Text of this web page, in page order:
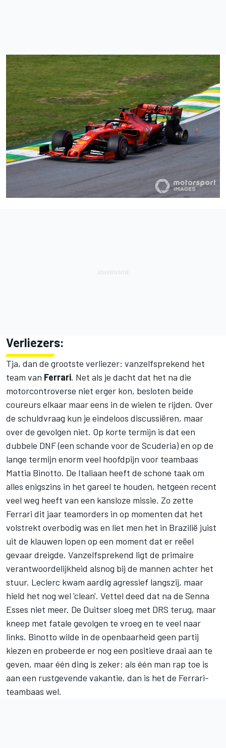
Verliezers:
Tja, dan de grootste verliezer: vanzelfsprekend het
team van Ferrari. Net als je dacht dat het na die
motorcontroverse niet erger kon, besloten beide
coureurs elkaar maar eens in de wielen te rijden. Over
de schuldvraag kun je eindeloos discussiëren, maar
over de gevolgen niet. Op korte termijn is dat een
dubbele DNF (een schande voor de Scuderia) en op de
lange termijn enorm veel hoofdpijn voor teambaas
Mattia Binotto. De Italiaan heeft de schone taak om
alles enigszins in het gareel te houden, hetgeen recent
veel weg heeft van een kansloze missie. Zo zette
Ferrari dit jaar teamorders in op momenten dat het
volstrekt overbodig was en liet men het in Brazilië juist
uit de klauwen lopen op een moment dat er reëel
gevaar dreigde. Vanzelfsprekend ligt de primaire
verantwoordelijkheid alsnog bij de mannen achter het
stuur. Leclerc kwam aardig agressief langszij, maar
hield het nog wel 'clean'. Vettel deed dat na de Senna
Esses niet meer. De Duitser sloeg met DRS terug, maar
kneep met fatale gevolgen te vroeg en te veel naar
links. Binotto wilde in de openbaarheid geen partij
kiezen en probeerde er nog een positieve draai aan te
geven, maar één ding is zeker: als één man rap toe is
aan een rustgevende vakantie, dan is het de Ferrari-
teambaas wel.